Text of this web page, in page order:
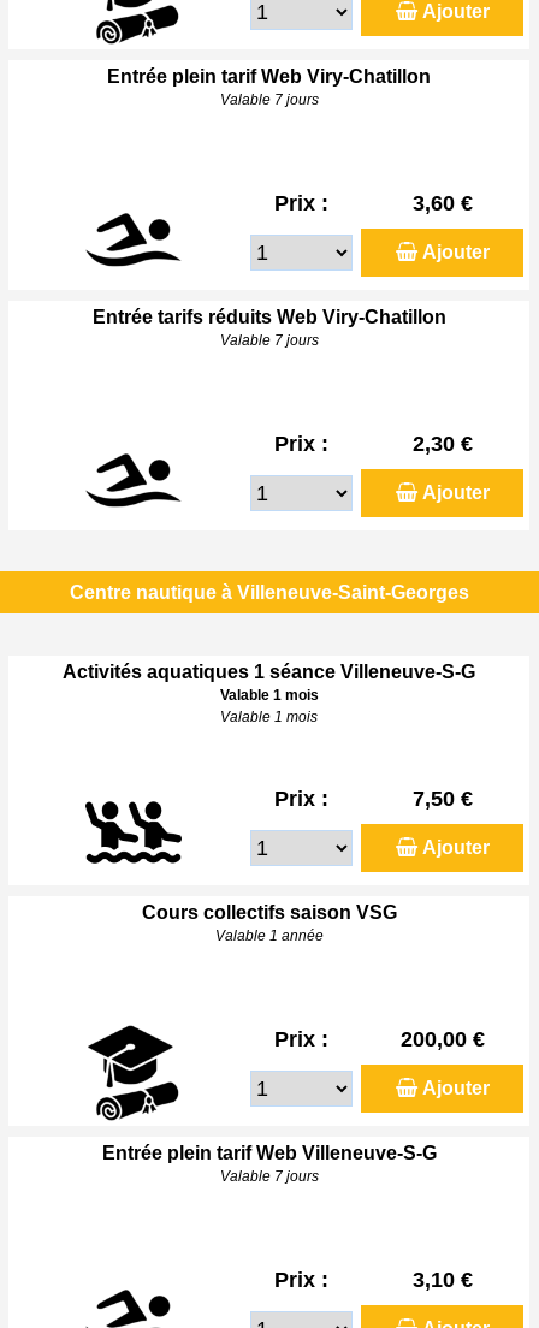
Ajouter
Entrée plein tarif Web Viry-Chatillon
Valable 7 jours
Prix : 3,60 €
Ajouter
Entrée tarifs réduits Web Viry-Chatillon
Valable 7 jours
Prix : 2,30 €
Ajouter
Centre nautique à Villeneuve-Saint-Georges
Activités aquatiques 1 séance Villeneuve-S-G
Valable 1 mois
Valable 1 mois
Prix : 7,50 €
Ajouter
Cours collectifs saison VSG
Valable 1 année
Prix : 200,00 €
Ajouter
Entrée plein tarif Web Villeneuve-S-G
Valable 7 jours
Prix : 3,10 €